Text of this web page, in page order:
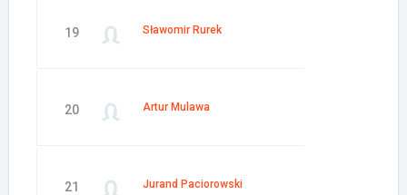
19 Sławomir Rurek
20 Artur Mulawa
21 Jurand Paciorowski